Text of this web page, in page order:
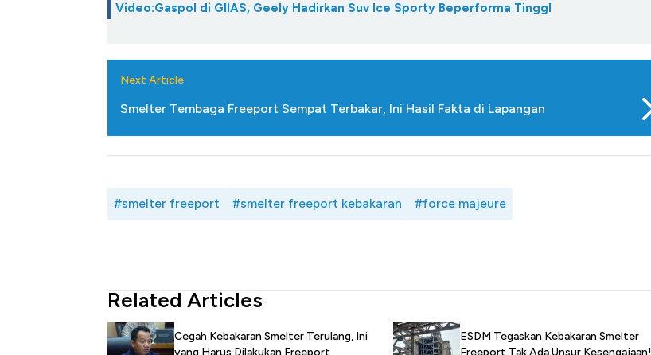
Video:Gaspol di GIIAS, Geely Hadirkan Suv Ice Sporty Beperforma TinggI
Next Article
Smelter Tembaga Freeport Sempat Terbakar, Ini Hasil Fakta di Lapangan
#smelter freeport #smelter freeport kebakaran #force majeure
Related Articles
Cegah Kebakaran Smelter Terulang, Ini
yang Harus Dilakukan Freeport
ESDM Tegaskan Kebakaran Smelter
Freeport Tak Ada Unsur Kesengajaan!